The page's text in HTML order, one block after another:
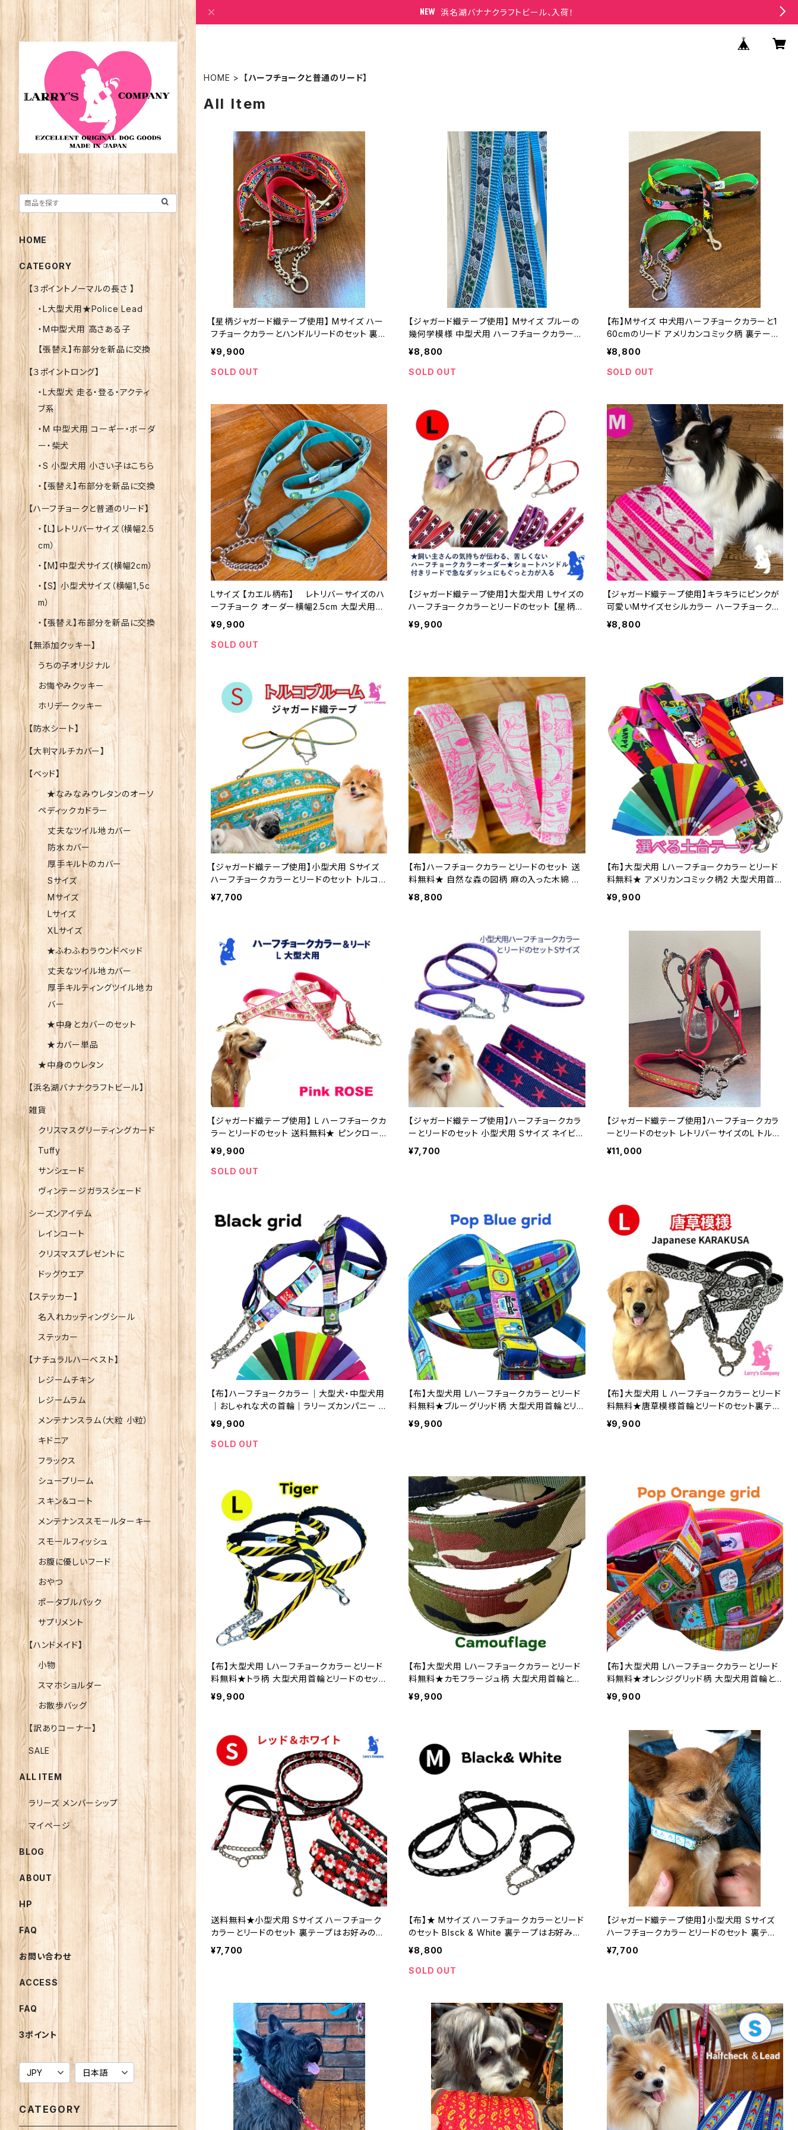
浜名湖バナナクラフトビール、入荷！
HOME 【ハーフチョークと普通のリード】
All Item
【星柄ジャガード織テープ使用】 Mサイズ ハー
フチョークカラーとハンドルリードのセット 裏テ
ープはお好みの色で ハーフチョークカラー
日本製 オーダーメイド｜ラリーズカンパニー
¥9,900
SOLD OUT
【ジャガード織テープ使用】 Mサイズ ブルーの
幾何学模様 中型犬用 ハーフチョークカラーと
リードのセット ハーフチョークカラー 日本製
オーダーメイド｜ラリーズカンパニー
¥8,800
SOLD OUT
【布】Mサイズ 中犬用ハーフチョークカラーと1
60cmのリード アメリカンコミック柄 裏テープ
はお好みの色で
¥8,800
SOLD OUT
Lサイズ 【カエル柄布】 レトリバーサイズのハ
ーフチョーク オーダー横幅2.5cm 大型犬用首
輪とリードのセット
¥9,900
SOLD OUT
【ジャガード織テープ使用】大型犬用 Lサイズの
ハーフチョークカラーとリードのセット 【星柄】
横幅2.5cm 首のサイズに合わせて作ります ハ
ーフチョークとリードセット ハーフチョークカラ
¥9,900
【ジャガード織テープ使用】キラキラにピンクが
可愛いMサイズセシルカラー ハーフチョークカ
ラーとリードのセット 裏テープはお好みの色で
ハーフチョークカラー / 日本製 / オーダーメイ
¥8,800
【ジャガード織テープ使用】小型犬用 Sサイズ
ハーフチョークカラーとリードのセット トルコブ
ルーム 裏テープはお好みの色で ハーフチョ
ークカラー 日本製 オーダーメイド｜ラリーズ
¥7,700
【布】ハーフチョークカラーとリードのセット 送
料無料★ 自然な森の図柄 麻の入った木綿 M
サイズ 裏テープはお好みの色で ハーフチョー
クカラー / 日本製 / オーダーメイド
¥8,800
【布】大型犬用 Lハーフチョークカラーとリード
料無料★ アメリカンコミック柄2 大型犬用首
輪とリードのセット Lサイズ 裏テープはお好み
の色で
¥9,900
【ジャガード織テープ使用】 L ハーフチョークカ
ラーとリードのセット 送料無料★ ピンクロー
ズ柄 大型犬用 ハーフチョークカラー 日本製
オーダーメイド｜ラリーズカンパニー
¥9,900
SOLD OUT
【ジャガード織テープ使用】ハーフチョークカラ
ーとリードのセット 小型犬用 Sサイズ ネイビー
スター 裏テープはお好みの色で
¥7,700
【ジャガード織テープ使用】ハーフチョークカラ
ーとリードのセット レトリバーサイズのL トルコ
調 ペイズリー柄 大型犬用 ハーフチョークカ
ラー 日本製 オーダーメイド｜ラリーズカンパ
¥11,000
【布】ハーフチョークカラー｜大型犬・中型犬用
｜おしゃれな犬の首輪｜ラリーズカンパニー ブ
ラックグリッド柄
¥9,900
SOLD OUT
【布】大型犬用 Lハーフチョークカラーとリード
料無料★ブルーグリッド柄 大型犬用首輪とリ
ードのセット Lサイズ 裏テープはお好みの色
で ハーフチョークカラー 日本製 オーダーメ
¥9,900
【布】大型犬用 L ハーフチョークカラーとリード
料無料★唐草模様首輪とリードのセット裏テー
プはお好みの色で ハーフチョークカラー 日
本製 オーダーメイド｜ラリーズカンパニー
¥9,900
【布】大型犬用 Lハーフチョークカラーとリード
料無料★トラ柄 大型犬用首輪とリードのセット
Lサイズ 裏テープはお好みの色で ハーフチョ
ークカラー 日本製 オーダーメイド｜ラリーズ
¥9,900
【布】大型犬用 Lハーフチョークカラーとリード
料無料★カモフラージュ柄 大型犬用首輪とリ
ードのセット Lサイズ 裏テープはお好みの色
で ハーフチョークカラー 日本製 オーダーメ
¥9,900
【布】大型犬用 Lハーフチョークカラーとリード
料無料★オレンジグリッド柄 大型犬用首輪とリ
ードのセット Lサイズ 裏テープはお好みの色
で ハーフチョークカラー 日本製 オーダーメ
¥9,900
送料無料★小型犬用 Sサイズ ハーフチョーク
カラーとリードのセット 裏テープはお好みの色
で【レッド&ホワイトリボン】ハーフチョークカラ
ー 日本製 オーダーメイド｜ラリーズカンパニ
¥7,700
【布】★ Mサイズ ハーフチョークカラーとリード
のセット Blsck & White 裏テープはお好みの
色で ハーフチョークカラー 日本製 オーダー
メイド｜ラリーズカンパニー
¥8,800
SOLD OUT
【ジャガード織テープ使用】小型犬用 Sサイズ
ハーフチョークカラーとリードのセット 裏テー
プはお好みの色で ハーフチョークカラー 日
本製 オーダーメイド｜ラリーズカンパニー
¥7,700
HOME
CATEGORY
【３ポイントノーマルの長さ 】
・L大型犬用★Police Lead
・M中型犬用 高さある子
【張替え】布部分を新品に交換
【３ポイントロング】
・L大型犬 走る・登る・アクティ
ブ系
・M 中型犬用 コーギー・ボーダ
ー・柴犬
・S 小型犬用 小さい子はこちら
・【張替え】布部分を新品に交換
【ハーフチョークと普通のリード】
・【L】レトリバーサイズ（横幅2.5
cm）
・【M】中型犬サイズ(横幅2cm）
・【S】 小型犬サイズ（横幅1,5c
m）
・【張替え】布部分を新品に交換
【無添加クッキー】
うちの子オリジナル
お悔やみクッキー
ホリデークッキー
【防水シート】
【大判マルチカバー】
【ベッド】
★なみなみウレタンのオーソ
ペディックカドラー
丈夫なツイル地カバー
防水カバー
厚手キルトのカバー
Sサイズ
Mサイズ
Lサイズ
XLサイズ
★ふわふわラウンドベッド
丈夫なツイル地カバー
厚手キルティングツイル地カ
バー
★中身とカバーのセット
★カバー単品
★中身のウレタン
【浜名湖バナナクラフトビール】
雑貨
クリスマスグリーティングカード
Tuffy
サンシェード
ヴィンテージガラスシェード
シーズンアイテム
レインコート
クリスマスプレゼントに
ドッグウエア
【ステッカー】
名入れカッティングシール
ステッカー
【ナチュラルハーベスト】
レジームチキン
レジームラム
メンテナンスラム（大粒 小粒）
キドニア
フラックス
シュープリーム
スキン＆コート
メンテナンススモールターキー
スモールフィッシュ
お腹に優しいフード
おやつ
ポータブルパック
サプリメント
【ハンドメイド】
小物
スマホショルダー
お散歩バッグ
【訳ありコーナー】
SALE
ALL ITEM
ラリーズ メンバーシップ
マイページ
BLOG
ABOUT
HP
FAQ
お問い合わせ
ACCESS
FAQ
3ポイント
CATEGORY